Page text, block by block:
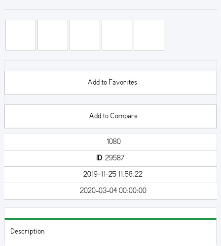
Add to Favorites
Add to Compare
1080
ID29587
2019-11-25 11:58:22
2020-03-04 00:00:00
Description